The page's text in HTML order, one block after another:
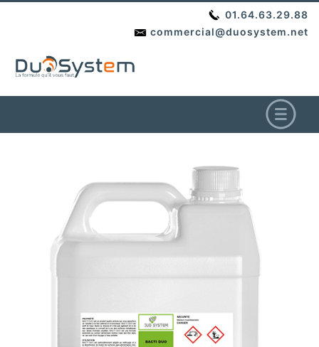
01.64.63.29.88
commercial@duosystem.net